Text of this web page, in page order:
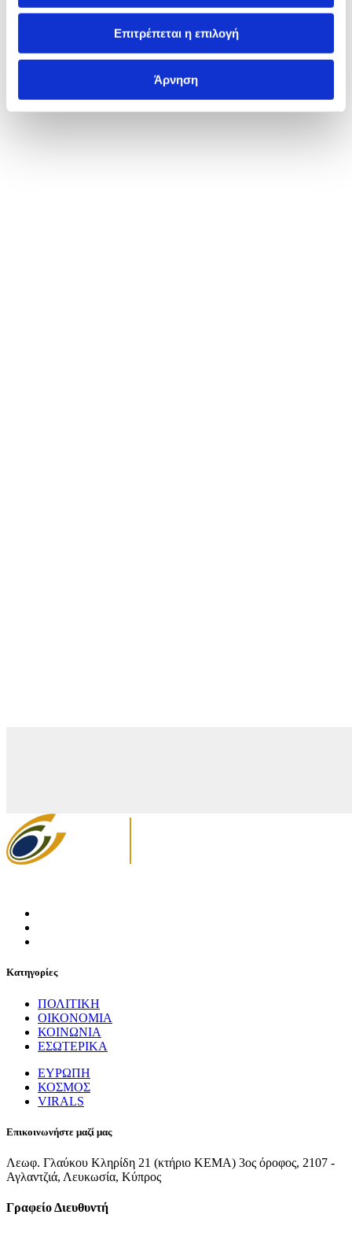
Επιτρέπεται η επιλογή
Άρνηση
Κατηγορίες
ΠΟΛΙΤΙΚΗ
ΟΙΚΟΝΟΜΙΑ
ΚΟΙΝΩΝΙΑ
ΕΣΩΤΕΡΙΚΑ
ΕΥΡΩΠΗ
ΚΟΣΜΟΣ
VIRALS
Επικοινωνήστε μαζί μας
Λεωφ. Γλαύκου Κληρίδη 21 (κτήριο ΚΕΜΑ) 3ος όροφος, 2107 -
Αγλαντζιά, Λευκωσία, Κύπρος
Γραφείο Διευθυντή